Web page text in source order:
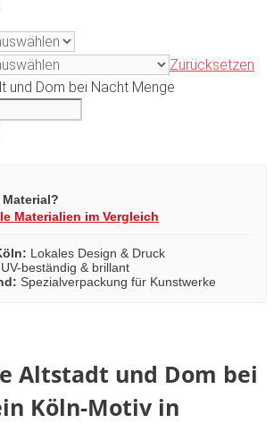
Zurücksetzen
und Dom bei Nacht Menge
Materialien im Vergleich
Lokales Design & Druck
UV-beständig & brillant
Spezialverpackung für Kunstwerke
Altstadt und Dom bei
Köln-Motiv in